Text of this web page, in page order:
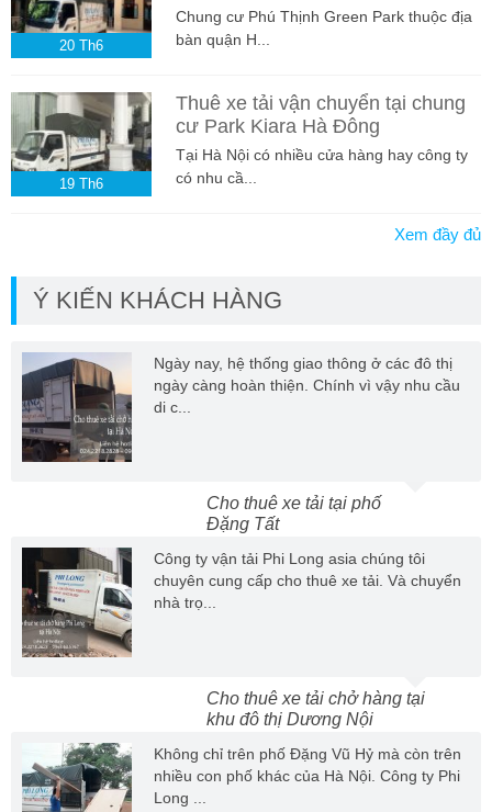
20 Th6
Chung cư Phú Thịnh Green Park thuộc địa
bàn quận H...
19 Th6
Thuê xe tải vận chuyển tại chung
cư Park Kiara Hà Đông
Tại Hà Nội có nhiều cửa hàng hay công ty
có nhu cầ...
Xem đầy đủ
Ý KIẾN KHÁCH HÀNG
Ngày nay, hệ thống giao thông ở các đô thị
ngày càng hoàn thiện. Chính vì vậy nhu cầu
di c...
Cho thuê xe tải tại phố
Đặng Tất
Công ty vận tải Phi Long asia chúng tôi
chuyên cung cấp cho thuê xe tải. Và chuyển
nhà trọ...
Cho thuê xe tải chở hàng tại
khu đô thị Dương Nội
Không chỉ trên phố Đặng Vũ Hỷ mà còn trên
nhiều con phố khác của Hà Nội. Công ty Phi
Long ...